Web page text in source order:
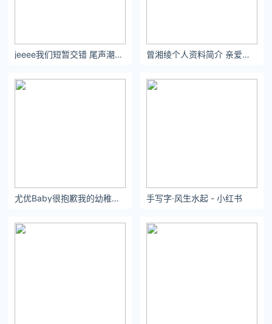
jeeee我们短暂交错 尾声潮落 致敬这场遇见 曾湘绫个人资料简介 亲爱的少年，不要看见别人发光就觉得自己暗淡。
尤优Baby很抱歉我的幼稚造成你的困扰谢谢你这么理智推开我远离我。 手写字·风生水起 - 小红书